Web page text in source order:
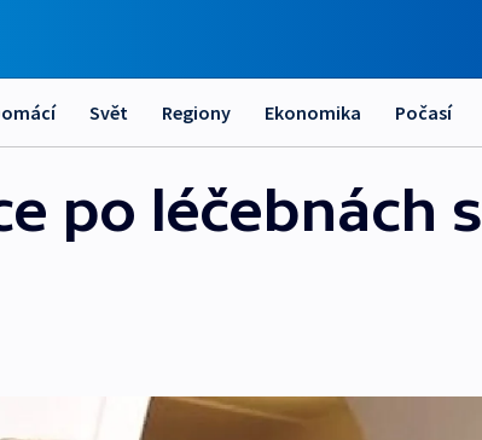
Svět Regiony Ekonomika Počasí
po léčebnách